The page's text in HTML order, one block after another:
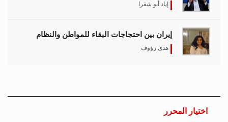
إياد أبو شقرا
إيران بين احتجاجات البقاء للمواطن والنظام
هدى رؤوف
اختيار المحرر